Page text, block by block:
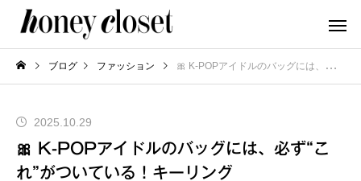
ブログ ファッション 🎀 K-POPアイドルのバッグには、必ず“これ”がついている！キーリング
2025.10.29
🎀 K-POPアイドルのバッグには、必ず“こ
れ”がついている！キーリング